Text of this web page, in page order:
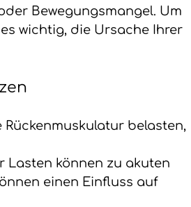
Bewegungsmangel. Um
wichtig, die Ursache Ihrer
belasten,
Lasten können zu akuten
einen Einfluss auf